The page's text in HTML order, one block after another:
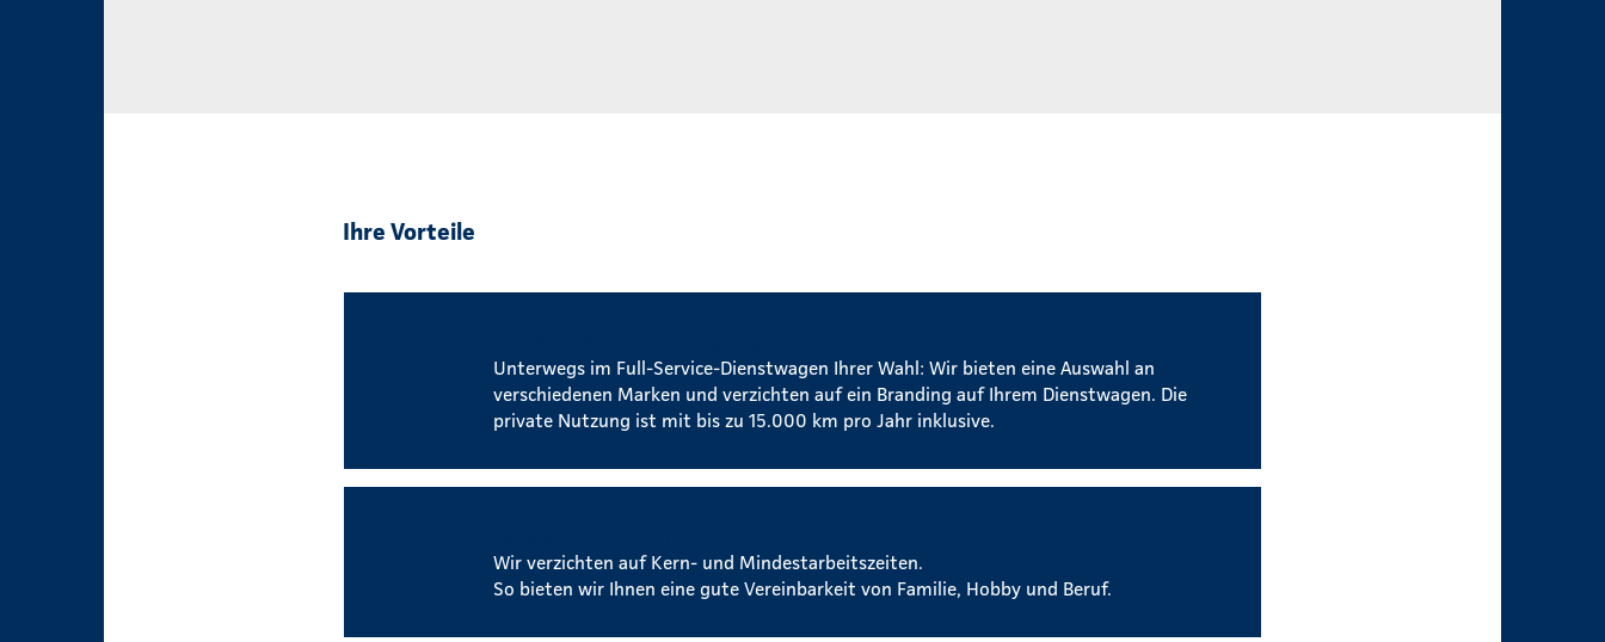
Ihre Vorteile
Unterwegs im Full-Service-Dienstwagen Ihrer Wahl: Wir bieten eine Auswahl an
verschiedenen Marken und verzichten auf ein Branding auf Ihrem Dienstwagen. Die
private Nutzung ist mit bis zu 15.000 km pro Jahr inklusive.
Wir verzichten auf Kern- und Mindestarbeitszeiten.
So bieten wir Ihnen eine gute Vereinbarkeit von Familie, Hobby und Beruf.